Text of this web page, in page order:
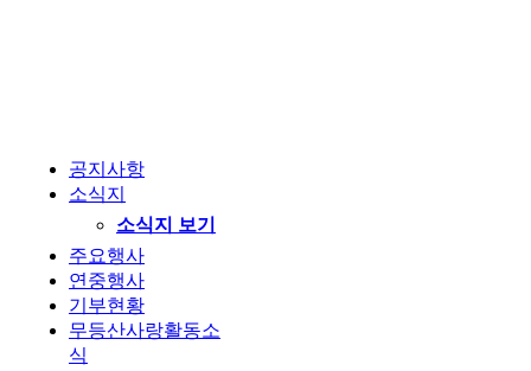
공지사항
소식지
소식지 보기
주요행사
연중행사
기부현황
무등산사랑활동소
식